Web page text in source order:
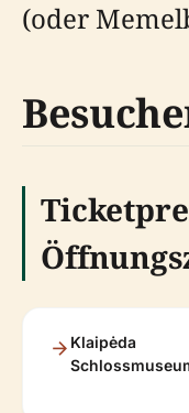
(oder
Klaipėda